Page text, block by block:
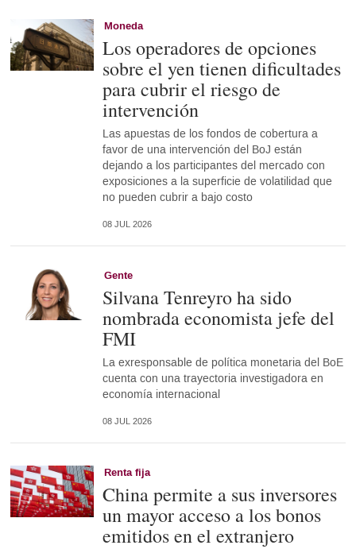
Moneda
Los operadores de opciones
sobre el yen tienen dificultades
para cubrir el riesgo de
intervención
Las apuestas de los fondos de cobertura a
favor de una intervención del BoJ están
dejando a los participantes del mercado con
exposiciones a la superficie de volatilidad que
no pueden cubrir a bajo costo
08 JUL 2026
Gente
Silvana Tenreyro ha sido
nombrada economista jefe del
FMI
La exresponsable de política monetaria del BoE
cuenta con una trayectoria investigadora en
economía internacional
08 JUL 2026
Renta fija
China permite a sus inversores
un mayor acceso a los bonos
emitidos en el extranjero